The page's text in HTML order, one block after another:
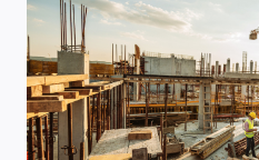
Cotações
Comprar ou vender?
Carteiras Recomendadas